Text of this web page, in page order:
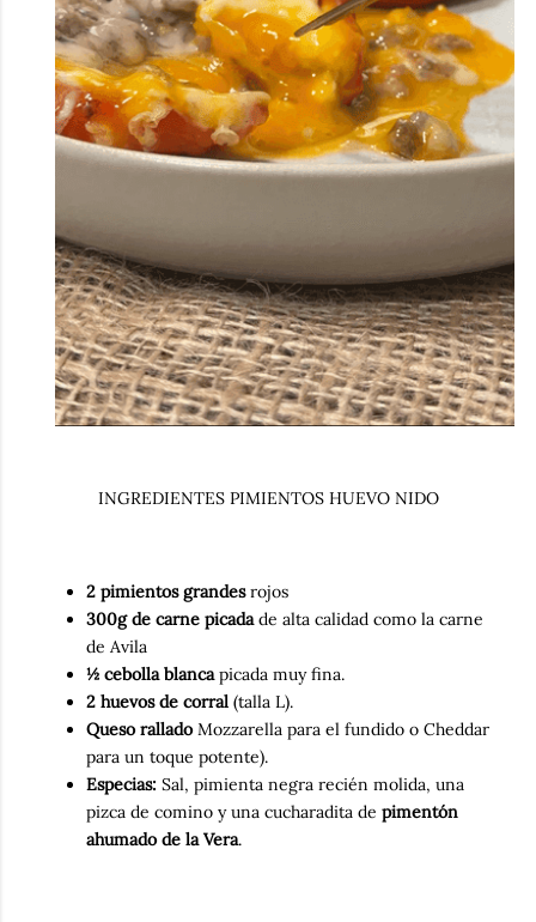
INGREDIENTES PIMIENTOS HUEVO NIDO
2 pimientos grandesrojos
300g de carne picadade alta calidad como la carne
de Avila
½ cebolla blancapicada muy fina.
2 huevos de corral (talla L).
Queso ralladoMozzarella para el fundido o Cheddar
para un toque potente).
Especias: Sal, pimienta negra recién molida, una
pizca de comino y una cucharadita de pimentón
ahumado de la Vera.